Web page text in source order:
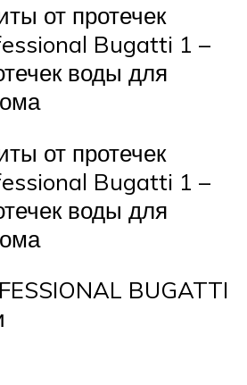
от протечек
Bugatti 1 –
воды для
от протечек
Bugatti 1 –
воды для
BUGATTI